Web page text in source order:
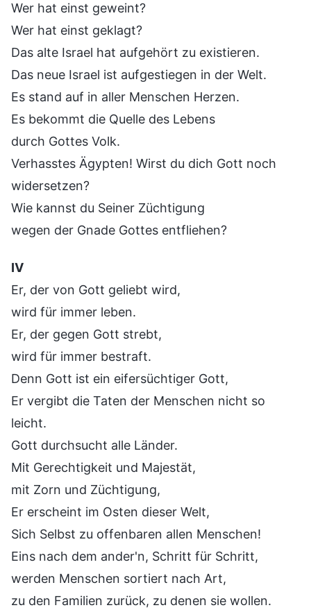
Wer hat einst geweint?
Wer hat einst geklagt?
Das alte Israel hat aufgehört zu existieren.
Das neue Israel ist aufgestiegen in der Welt.
Es stand auf in aller Menschen Herzen.
Es bekommt die Quelle des Lebens
durch Gottes Volk.
Verhasstes Ägypten! Wirst du dich Gott noch
widersetzen?
Wie kannst du Seiner Züchtigung
wegen der Gnade Gottes entfliehen?
Ⅳ
Er, der von Gott geliebt wird,
wird für immer leben.
Er, der gegen Gott strebt,
wird für immer bestraft.
Denn Gott ist ein eifersüchtiger Gott,
Er vergibt die Taten der Menschen nicht so
leicht.
Gott durchsucht alle Länder.
Mit Gerechtigkeit und Majestät,
mit Zorn und Züchtigung,
Er erscheint im Osten dieser Welt,
Sich Selbst zu offenbaren allen Menschen!
Eins nach dem ander'n, Schritt für Schritt,
werden Menschen sortiert nach Art,
zu den Familien zurück, zu denen sie wollen.